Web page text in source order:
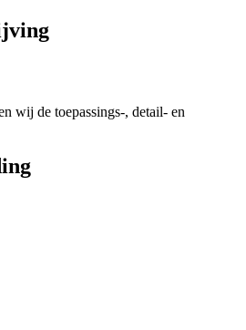
wij de toepassings-, detail- en